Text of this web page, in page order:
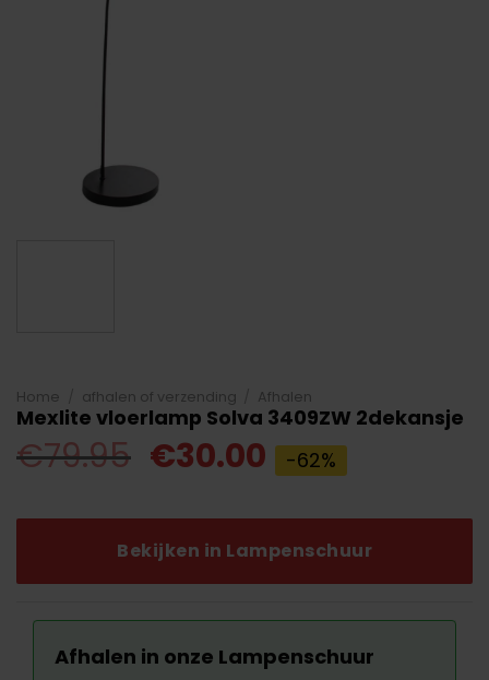
Home afhalen of verzending Afhalen
Mexlite vloerlamp Solva 3409ZW 2dekansje
€79.95 Oorspronkelijke
was:
€79.95.
€30.00 Huidige
prijs
is:
€30.00.
-62%
Bekijken in Lampenschuur
Afhalen in onze Lampenschuur